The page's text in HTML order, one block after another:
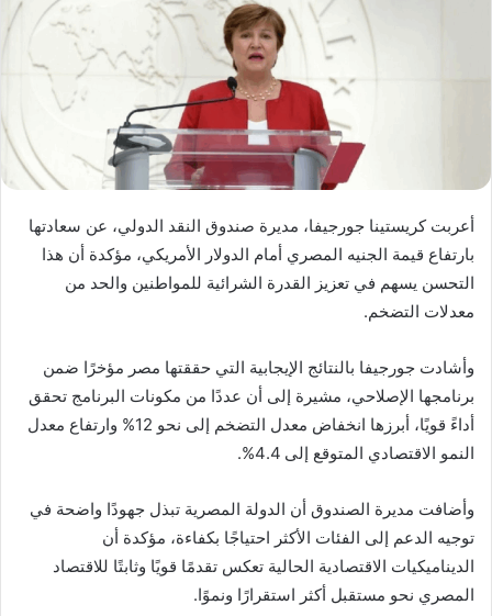
أعربت كريستينا جورجيفا، مديرة صندوق النقد الدولي، عن سعادتها
بارتفاع قيمة الجنيه المصري أمام الدولار الأمريكي، مؤكدة أن هذا
التحسن يسهم في تعزيز القدرة الشرائية للمواطنين والحد من
معدلات التضخم.
وأشادت جورجيفا بالنتائج الإيجابية التي حققتها مصر مؤخرًا ضمن
برنامجها الإصلاحي، مشيرة إلى أن عددًا من مكونات البرنامج تحقق
أداءً قويًا، أبرزها انخفاض معدل التضخم إلى نحو 12% وارتفاع معدل
النمو الاقتصادي المتوقع إلى 4.4%.
وأضافت مديرة الصندوق أن الدولة المصرية تبذل جهودًا واضحة في
توجيه الدعم إلى الفئات الأكثر احتياجًا بكفاءة، مؤكدة أن
الديناميكيات الاقتصادية الحالية تعكس تقدمًا قويًا وثابتًا للاقتصاد
المصري نحو مستقبل أكثر استقرارًا ونموًا.